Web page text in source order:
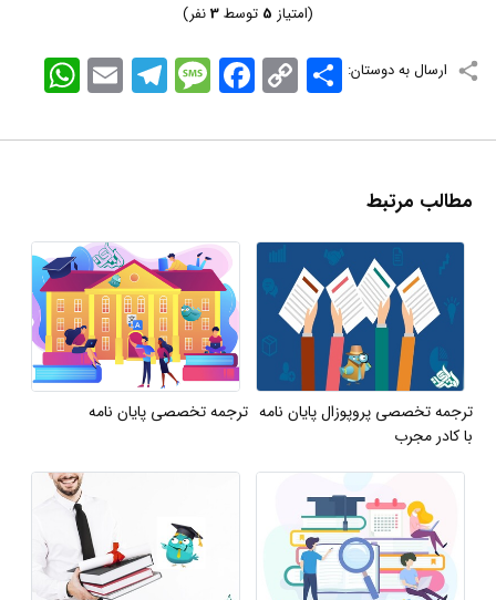
(امتیاز 5 توسط3نفر)
ارسال به دوستان: WhatsApp EmailTelegramMessageFacebook Copy
Link
اشتراک
مطالب مرتبط
ترجمه تخصصی پروپوزال پایان نامه
با کادر مجرب
ترجمه تخصصی پایان نامه